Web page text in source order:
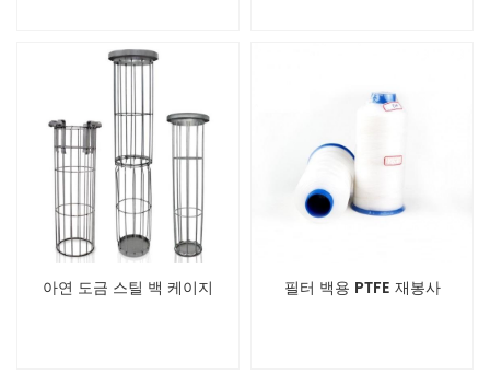
아연 도금 스틸 백 케이지 필터 백용 PTFE 재봉사